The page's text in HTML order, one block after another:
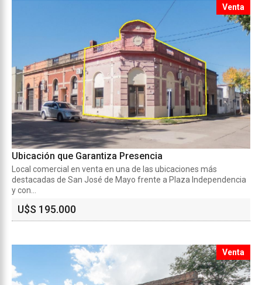
Venta
Ubicación que Garantiza Presencia
Local comercial en venta en una de las ubicaciones más
destacadas de San José de Mayo frente a Plaza Independencia
y con...
U$S 195.000
Venta